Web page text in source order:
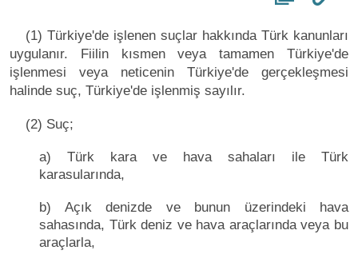
(1) Türkiye'de işlenen suçlar hakkında Türk kanunları
uygulanır. Fiilin kısmen veya tamamen Türkiye'de
işlenmesi veya neticenin Türkiye'de gerçekleşmesi
halinde suç, Türkiye'de işlenmiş sayılır.
(2) Suç;
a) Türk kara ve hava sahaları ile Türk
karasularında,
b) Açık denizde ve bunun üzerindeki hava
sahasında, Türk deniz ve hava araçlarında veya bu
araçlarla,